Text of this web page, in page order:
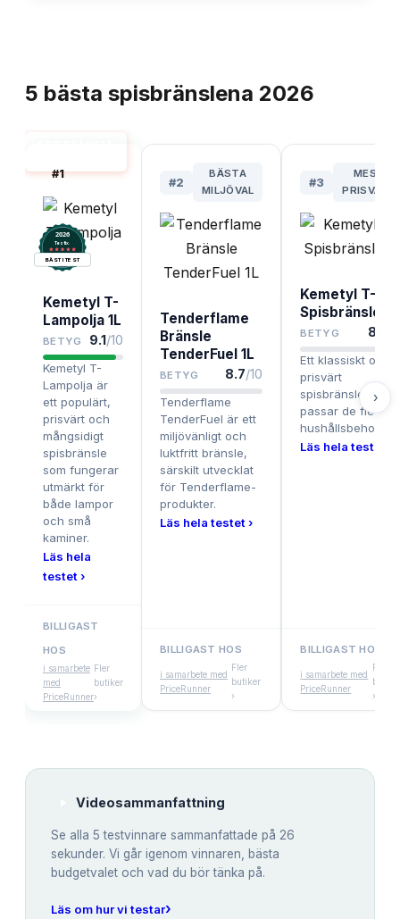
5 bästa spisbränslena 2026
#1
2026
Testix.
BÄST I TEST
Kemetyl T-
Lampolja 1L
BETYG 9.1/10
Kemetyl T-
Lampolja är
ett populärt,
prisvärt och
mångsidigt
spisbränsle
som fungerar
utmärkt för
både lampor
och små
kaminer.
Läs hela
testet ›
BILLIGAST
HOS
i samarbete
med
PriceRunner
Fler
butiker
›
#2
BÄSTA
MILJÖVAL
Tenderflame
Bränsle
TenderFuel 1L
BETYG 8.7/10
Tenderflame
TenderFuel är ett
miljövänligt och
luktfritt bränsle,
särskilt utvecklat
för Tenderflame-
produkter.
Läs hela testet ›
BILLIGAST HOS
i samarbete med
PriceRunner
Fler
butiker
›
#3
MEST
PRISVÄRD
Kemetyl T-
Spisbränsle 1L
BETYG 8.5
Ett klassiskt och
prisvärt
spisbränsle som
passar de flesta
hushållsbehov.
Läs hela testet ›
BILLIGAST HOS
i samarbete med
PriceRunner
Fler
›
›
Videosammanfattning
Se alla 5 testvinnare sammanfattade på 26
sekunder. Vi går igenom vinnaren, bästa
budgetvalet och vad du bör tänka på.
Läs om hur vi testar›